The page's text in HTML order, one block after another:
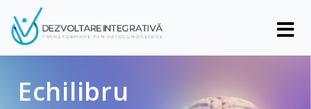
Echilibru